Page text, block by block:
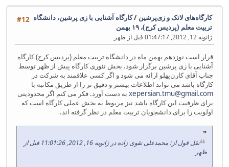
#12 کارگاه‌های لاتک و زی‌پرشین /کارگاه آشنایی با زی پرشین، دانشگاه
تربیت معلم (پردیس کرج)، ۱۹ بهمن
ژانویه 12, 2012, 01:47:17 قبل از ظهر
قرار است نوزدهم بهمن ماه در دانشگاه تربیت معلم (پردیس کرج) کارگاه
آشنایی با زی پرشین برگزار شود. بخش تئوری کارگاه پیش از ظهر توسط
جناب آقای کارن‌پهلو ارائه می شود و اگر کسی علاقمند به شرکت در
کارگاه باشد می تواند اطلاعات بیشتر و دقیق تر را از طریق مکاتبه با
xepersian.tmu@gmail.com به دست آورد. فکر می کنم اگر محدودیتی
برای ظرفیت این کارگاه باشد نیز مربوط به بخش عملی کارگاه است که
اولویت را برای دانشجویان تربیت معلم در نظر گرفته اند.
نقل قول از: محمدعلی تقوی زاده در ژانویه 16, 2012, 11:01:26 قبل از
ظهر